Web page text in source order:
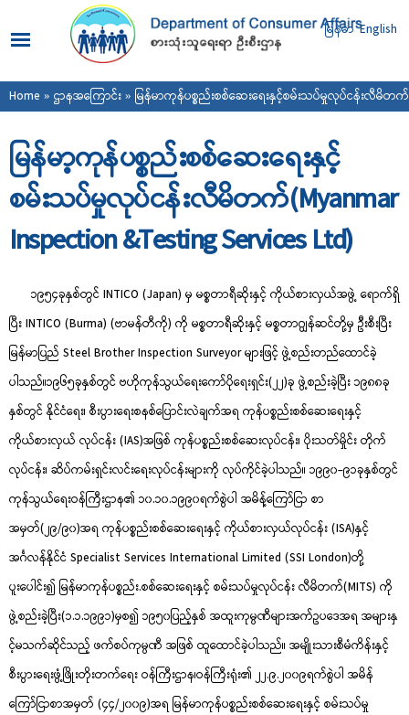
main
content
မြန်မာ English
You are here
Home » ဌာနအကြောင်း» မြန်မာကုန်ပစ္စည်းစစ်ဆေးရေးနှင့်စမ်းသပ်မှုလုပ်ငန်းလီမိတက်
မြန်မာ့ကုန်ပစ္စည်းစစ်ဆေးရေးနှင့်
စမ်းသပ်မှုလုပ်ငန်းလီမိတက်(Myanmar
Inspection &Testing Services Ltd)
၁၉၅၄ခုနှစ်တွင် INTICO (Japan) မှ မစ္စတာရီဆိုးနှင့် ကိုယ်စားလှယ်အဖွဲ့ ရောက်ရှိ
ပြီး INTICO (Burma) (ဗာမန်တီကို) ကို မစ္စတာရီဆိုးနှင့် မစ္စတာဂျွန်ဆင်တို့မှ ဦးစီးပြီး
မြန်မာပြည် Steel Brother Inspection Surveyor များဖြင့် ဖွဲ့စည်းတည်ထောင်ခဲ့
ပါသည်။၁၉၆၅ခုနှစ်တွင် ဗဟိုကုန်သွယ်ရေးကော်ပိုရေးရှင်း(၂၂)ခု ဖွဲ့စည်းခဲ့ပြီး ၁၉၈၈ခု
နှစ်တွင် နိုင်ငံရေး၊ စီးပွားရေးစနစ်ပြောင်းလဲချက်အရ ကုန်ပစ္စည်းစစ်ဆေးရေးနှင့်
ကိုယ်စားလှယ် လုပ်ငန်း (IAS)အဖြစ် ကုန်ပစ္စည်းစစ်ဆေးလုပ်ငန်း၊ ပိုးသတ်မှိုင်း တိုက်
လုပ်ငန်း၊ ဆိပ်ကမ်းရှင်းလင်းရေးလုပ်ငန်းများကို လုပ်ကိုင်ခဲ့ပါသည်။ ၁၉၉၀-၉၁ခုနှစ်တွင်
ကုန်သွယ်ရေးဝန်ကြီးဌာန၏ ၁၀.၁၀.၁၉၉၀ရက်စွဲပါ အမိန့်ကြော်ငြာ စာ
အမှတ်(၂၉/၉၀)အရ ကုန်ပစ္စည်းစစ်ဆေးရေးနှင့် ကိုယ်စားလှယ်လုပ်ငန်း (ISA)နှင့်
အင်္ဂလန်နိုင်ငံ Specialist Services International Limited (SSI London)တို့
ပူးပေါင်း၍ မြန်မာကုန်ပစ္စည်း.စစ်ဆေးရေးနှင့် စမ်းသပ်မှုလုပ်ငန်း လီမိတက်(MITS) ကို
ဖွဲ့စည်းခဲ့ပြီး(၁.၁.၁၉၉၁)မှစ၍ ၁၉၅၀ပြည့်နှစ် အထူးကုမ္ပဏီများအက်ဥပဒေအရ အများနှ
င့်မသက်ဆိုင်သည့် ဖက်စပ်ကုမ္ပဏီ အဖြစ် ထူထောင်ခဲ့ပါသည်။ အမျိုးသားစီမံကိန်းနှင့်
စီးပွားရေးဖွံ့ဖြိုးတိုးတက်ရေး ဝန်ကြီးဌာန၊ဝန်ကြီးရုံး၏ ၂၂.၉.၂၀၀၉ရက်စွဲပါ အမိန်
ကြော်ငြာစာအမှတ် (၄၄/၂၀၀၉)အရ မြန်မာကုန်ပစ္စည်းစစ်ဆေးရေးနှင့် စမ်းသပ်မှု